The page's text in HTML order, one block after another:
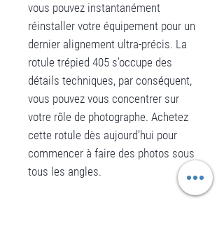
vous pouvez instantanément
réinstaller votre équipement pour un
dernier alignement ultra-précis. La
rotule trépied 405 s’occupe des
détails techniques, par conséquent,
vous pouvez vous concentrer sur
votre rôle de photographe. Achetez
cette rotule dès aujourd’hui pour
commencer à faire des photos sous
tous les angles.